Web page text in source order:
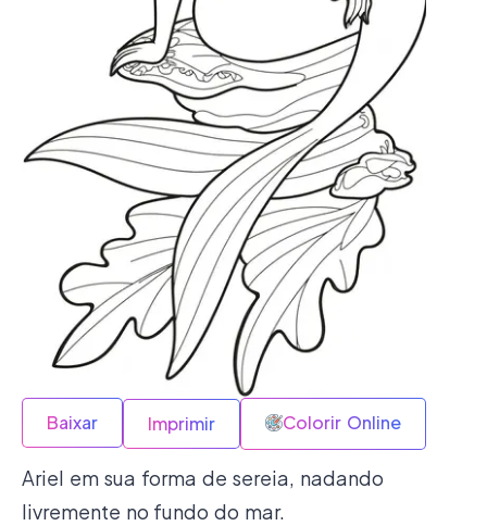
Baixar Imprimir Colorir Online
Ariel em sua forma de sereia, nadando
livremente no fundo do mar.